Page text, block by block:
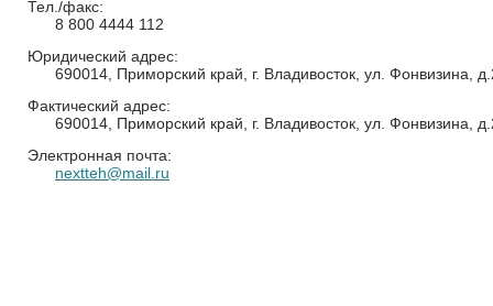
Тел./факс:
8 800 4444 112
Юридический адрес:
690014, Приморский край, г. Владивосток, ул. Фонвизина,
Фактический адрес:
690014, Приморский край, г. Владивосток, ул. Фонвизина,
Электронная почта:
nextteh@mail.ru